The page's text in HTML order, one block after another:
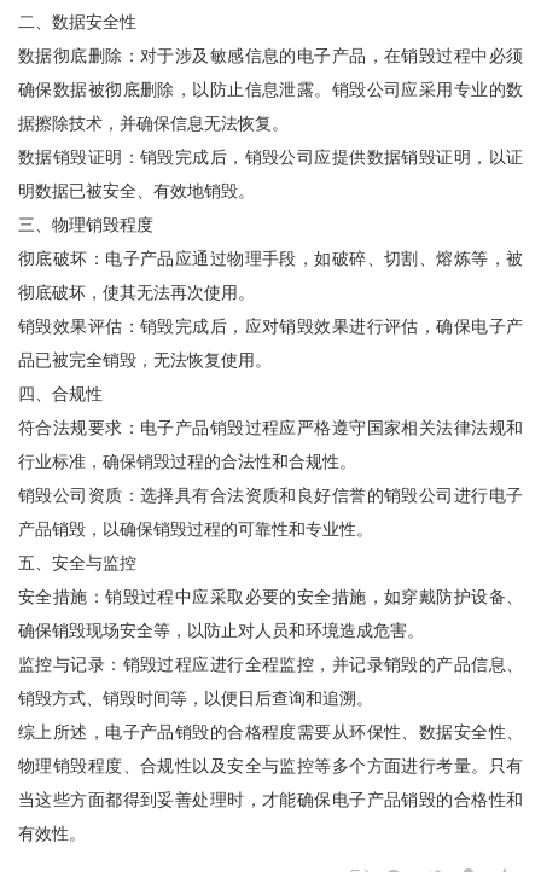
二、数据安全性
数据彻底删除：对于涉及敏感信息的电子产品，在销毁过程中必须
确保数据被彻底删除，以防止信息泄露。销毁公司应采用专业的数
据擦除技术，并确保信息无法恢复。
数据销毁证明：销毁完成后，销毁公司应提供数据销毁证明，以证
明数据已被安全、有效地销毁。
三、物理销毁程度
彻底破坏：电子产品应通过物理手段，如破碎、切割、熔炼等，被
彻底破坏，使其无法再次使用。
销毁效果评估：销毁完成后，应对销毁效果进行评估，确保电子产
品已被完全销毁，无法恢复使用。
四、合规性
符合法规要求：电子产品销毁过程应严格遵守国家相关法律法规和
行业标准，确保销毁过程的合法性和合规性。
销毁公司资质：选择具有合法资质和良好信誉的销毁公司进行电子
产品销毁，以确保销毁过程的可靠性和专业性。
五、安全与监控
安全措施：销毁过程中应采取必要的安全措施，如穿戴防护设备、
确保销毁现场安全等，以防止对人员和环境造成危害。
监控与记录：销毁过程应进行全程监控，并记录销毁的产品信息、
销毁方式、销毁时间等，以便日后查询和追溯。
综上所述，电子产品销毁的合格程度需要从环保性、数据安全性、
物理销毁程度、合规性以及安全与监控等多个方面进行考量。只有
当这些方面都得到妥善处理时，才能确保电子产品销毁的合格性和
有效性。